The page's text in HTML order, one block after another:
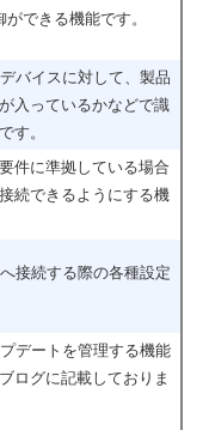
できる機能です。
バイスに対して、製品
入っているかなどで識
す。
件に準拠している場合
続できるようにする機
接続する際の各種設定
デートを管理する機能
ログに記載しておりま